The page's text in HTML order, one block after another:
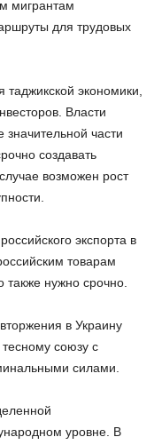
мигрантам
для трудовых
экономики,
Власти
части
создавать
возможен рост
экспорта в
товарам
также нужно срочно.
в Украину
союзу с
силами.
уровне. В